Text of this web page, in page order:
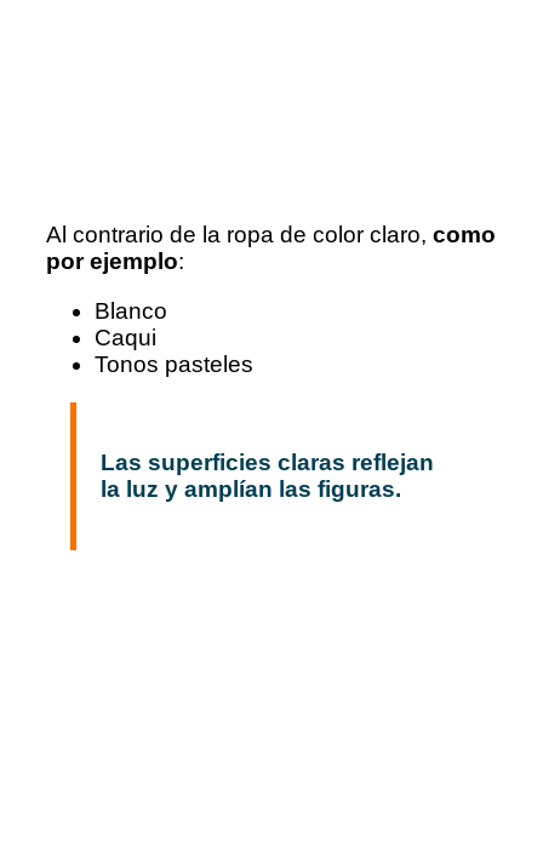
Al contrario de la ropa de color claro, como
por ejemplo:
Blanco
Caqui
Tonos pasteles
Las superficies claras reflejan
la luz y amplían las figuras.